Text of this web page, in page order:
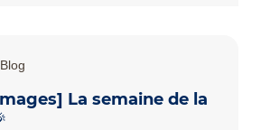
Blog
La semaine de la